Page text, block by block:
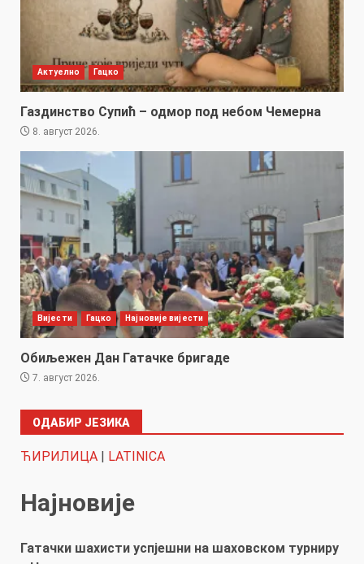
Актуелно Гацко
Газдинство Супић – одмор под небом Чемерна
8. август 2026.
Вијести Гацко Најновије вијести
Обиљежен Дан Гатачке бригаде
7. август 2026.
ОДАБИР ЈЕЗИКА
ЋИРИЛИЦА | LATINICA
Најновије
Гатачки шахисти успјешни на шаховском турниру